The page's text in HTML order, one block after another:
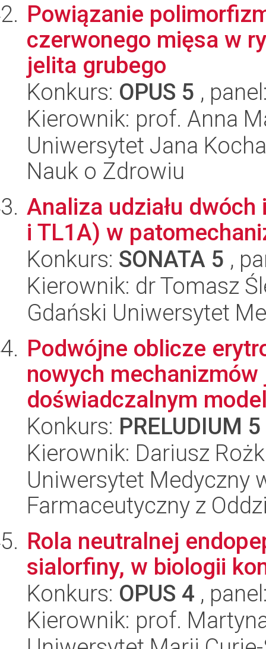
Powiązanie
czerwonego mięsa w
jelita grubego
Konkurs: OPUS 5 ,
Kierownik: prof. Anna
Uniwersytet Jana
Nauk o Zdrowiu
Analiza udziału dwóch
i TL1A) w
Konkurs: SONATA 5 ,
Kierownik: dr Tomasz
Gdański Uniwersytet
Podwójne oblicze
nowych mechanizmów
doświadczalnym
Konkurs: PRELUDIUM 5
Kierownik: Dariusz
Uniwersytet Medyczny
Farmaceutyczny z
Rola neutralnej
sialorfiny, w biologii
Konkurs: OPUS 4 ,
Kierownik: prof.